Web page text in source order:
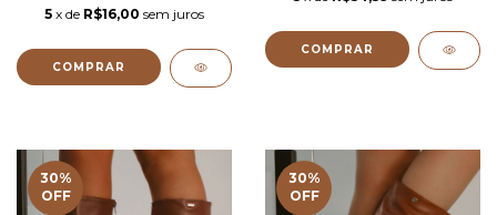
5 x de R$16,00 sem juros
COMPRAR
COMPRAR
30%
OFF
30%
OFF